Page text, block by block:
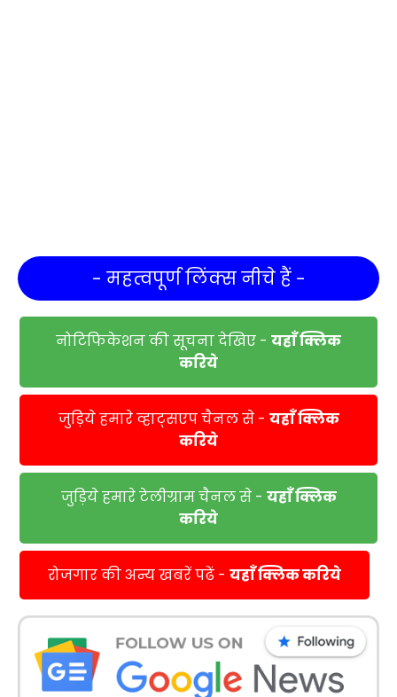
- महत्वपूर्ण लिंक्स नीचे हैं -
नोटिफिकेशन की सूचना देखिए - यहाँ क्लिक
करिये
जुड़िये हमारे व्हाट्सएप चैनल से - यहाँ क्लिक
करिये
जुड़िये हमारे टेलीग्राम चैनल से - यहाँ क्लिक
करिये
रोजगार की अन्य खबरें पढें - यहाँ क्लिक करिये